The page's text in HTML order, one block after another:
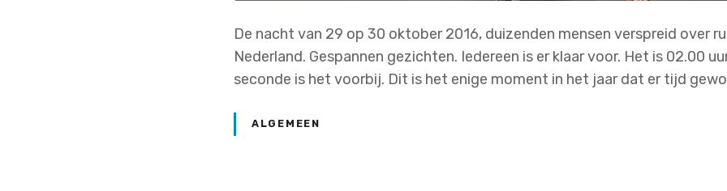
De nacht van 29 op 30 oktober 2016, duizenden mensen verspreid over
Nederland. Gespannen gezichten. Iedereen is er klaar voor. Het is 02.00
seconde is het voorbij. Dit is het enige moment in het jaar dat er tijd
ALGEMEEN